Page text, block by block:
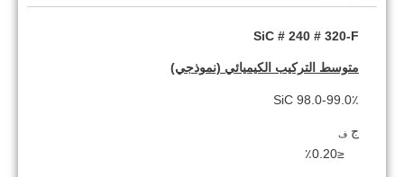
SiC # 240 # 320-F
متوسط ​​التركيب الكيميائي (نموذجي)
SiC 98.0-99.0٪
ج ف
≤0.20٪